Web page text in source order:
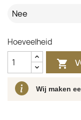
Nee
Hoeveelheid

Wij maken